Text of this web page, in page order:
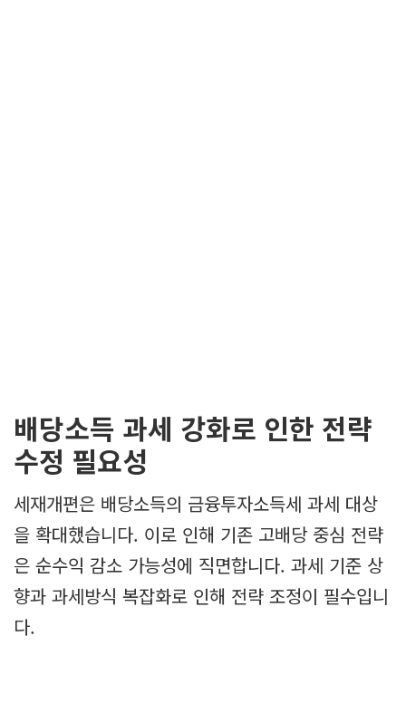
배당소득 과세 강화로 인한 전략
수정 필요성
세재개편은 배당소득의 금융투자소득세 과세 대상
을 확대했습니다. 이로 인해 기존 고배당 중심 전략
은 순수익 감소 가능성에 직면합니다. 과세 기준 상
향과 과세방식 복잡화로 인해 전략 조정이 필수입니
다.